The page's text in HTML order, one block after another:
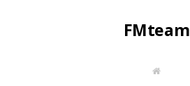
FMteam
W